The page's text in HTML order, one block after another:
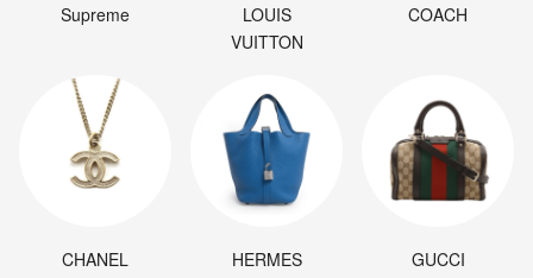
Supreme
LOUIS
VUITTON
COACH
CHANEL HERMES GUCCI